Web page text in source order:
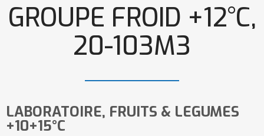
GROUPE FROID +12°C,
20-103M3
LABORATOIRE, FRUITS & LEGUMES
+10+15°C